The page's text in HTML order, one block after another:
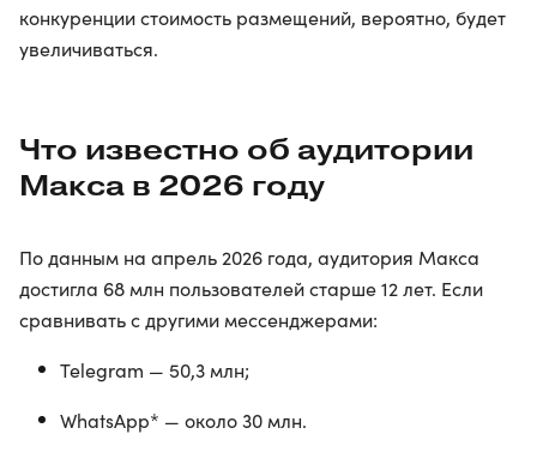
конкуренции стоимость размещений, вероятно, будет
увеличиваться.
Что известно об аудитории
Макса в 2026 году
По данным на апрель 2026 года, аудитория Макса
достигла 68 млн пользователей старше 12 лет. Если
сравнивать с другими мессенджерами:
Telegram — 50,3 млн;
WhatsApp* — около 30 млн.